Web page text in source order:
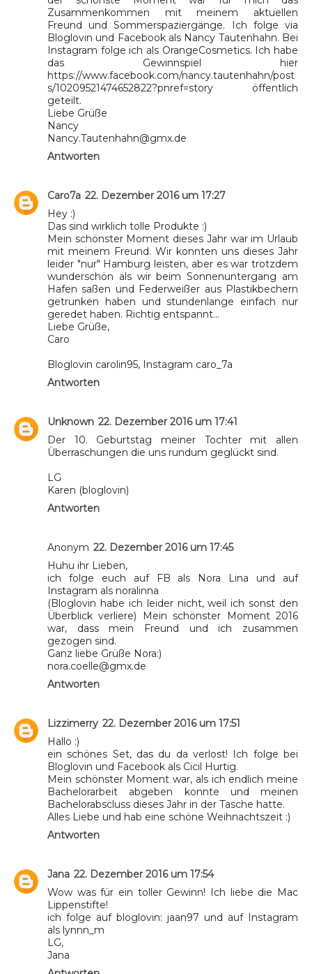
Zusammenkommen mit meinem aktuellen
Freund und Sommerspaziergänge. Ich folge via
Bloglovin und Facebook als Nancy Tautenhahn. Bei
Instagram folge ich als OrangeCosmetics. Ich habe
das Gewinnspiel hier
https://www.facebook.com/nancy.tautenhahn/post
s/10209521474652822?pnref=story öffentlich
geteilt.
Liebe Grüße
Nancy
Nancy.Tautenhahn@gmx.de
Antworten
Caro7a 22. Dezember 2016 um 17:27
Hey :)
Das sind wirklich tolle Produkte :)
Mein schönster Moment dieses Jahr war im Urlaub
mit meinem Freund. Wir konnten uns dieses Jahr
leider "nur" Hamburg leisten, aber es war trotzdem
wunderschön als wir beim Sonnenuntergang am
Hafen saßen und Federweißer aus Plastikbechern
getrunken haben und stundenlange einfach nur
geredet haben. Richtig entspannt...
Liebe Grüße,
Caro
Bloglovin carolin95, Instagram caro_7a
Antworten
Unknown 22. Dezember 2016 um 17:41
Der 10. Geburtstag meiner Tochter mit allen
Überraschungen die uns rundum geglückt sind.
LG
Karen (bloglovin)
Antworten
Anonym 22. Dezember 2016 um 17:45
Huhu ihr Lieben,
ich folge euch auf FB als Nora Lina und auf
Instagram als noralinna
(Bloglovin habe ich leider nicht, weil ich sonst den
Überblick verliere) Mein schönster Moment 2016
war, dass mein Freund und ich zusammen
gezogen sind.
Ganz liebe Grüße Nora:)
nora.coelle@gmx.de
Antworten
Lizzimerry 22. Dezember 2016 um 17:51
Hallo :)
ein schönes Set, das du da verlost! Ich folge bei
Bloglovin und Facebook als Cicil Hurtig.
Mein schönster Moment war, als ich endlich meine
Bachelorarbeit abgeben konnte und meinen
Bachelorabscluss dieses Jahr in der Tasche hatte.
Alles Liebe und hab eine schöne Weihnachtszeit :)
Antworten
Jana 22. Dezember 2016 um 17:54
Wow was für ein toller Gewinn! Ich liebe die Mac
Lippenstifte!
ich folge auf bloglovin: jaan97 und auf Instagram
als lynnn_m
LG,
Jana